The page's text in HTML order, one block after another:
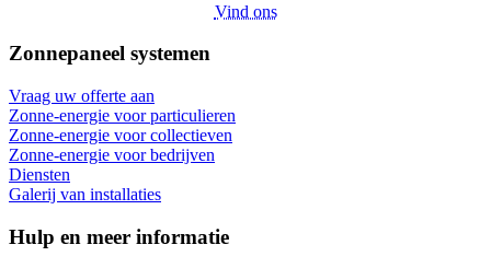
Vind ons
Zonnepaneel systemen
Vraag uw offerte aan
Zonne-energie voor particulieren
Zonne-energie voor collectieven
Zonne-energie voor bedrijven
Diensten
Galerij van installaties
Hulp en meer informatie